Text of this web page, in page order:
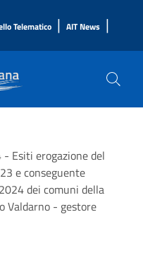
Telematico | AIT News |
Esiti erogazione del
e conseguente
dei comuni della
Valdarno - gestore